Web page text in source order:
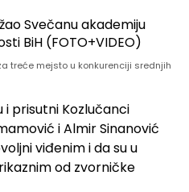
treće mejsto u konkurenciji srednjih
prisutni Kozlučanci
i Almir Sinanović
viđenim i da su u
od zvorničke